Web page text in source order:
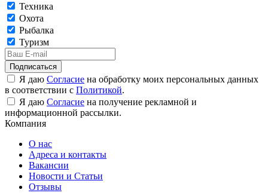
Техника
Охота
Рыбалка
Туризм
Подписаться
Я даю Согласие на обработку моих персональных данных
в соответствии с Политикой.
Я даю Согласие на получение рекламной и
информационной рассылки.
Компания
О нас
Адреса и контакты
Вакансии
Новости и Статьи
Отзывы